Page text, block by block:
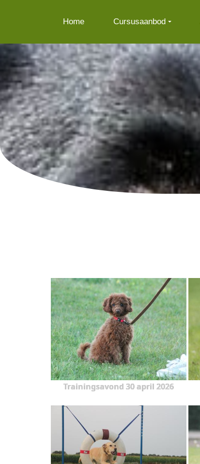
Home Cursusaanbod
Trainingsavond 30 april 2026